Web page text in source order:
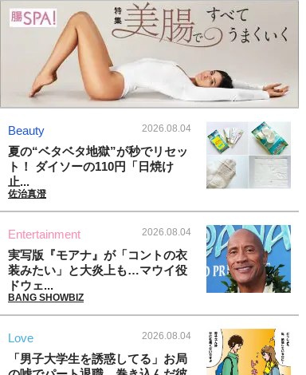
Beauty 2026.08.04
夏の“ベタベタ地獄”が秒でリセッ
ト！ ダイソーの110円「日焼け
止...
佐治真澄
Entertainment 2026.08.04
実写版『モアナ』が「コントの衣
装みたい」と大炎上も…マウイ役
ドウェ...
BANG SHOWBIZ
Love 2026.08.04
「男子大学生を誘惑してる」お局